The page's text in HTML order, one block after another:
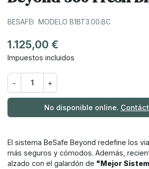
BESAFE MODELO B1BT3.00.BC
1.125,00 €
Impuestos incluidos
- +
No disponible online.
El sistema BeSafe Beyond redefine los
más seguros y cómodos. Además,
alzado con el galardón de "Mejor